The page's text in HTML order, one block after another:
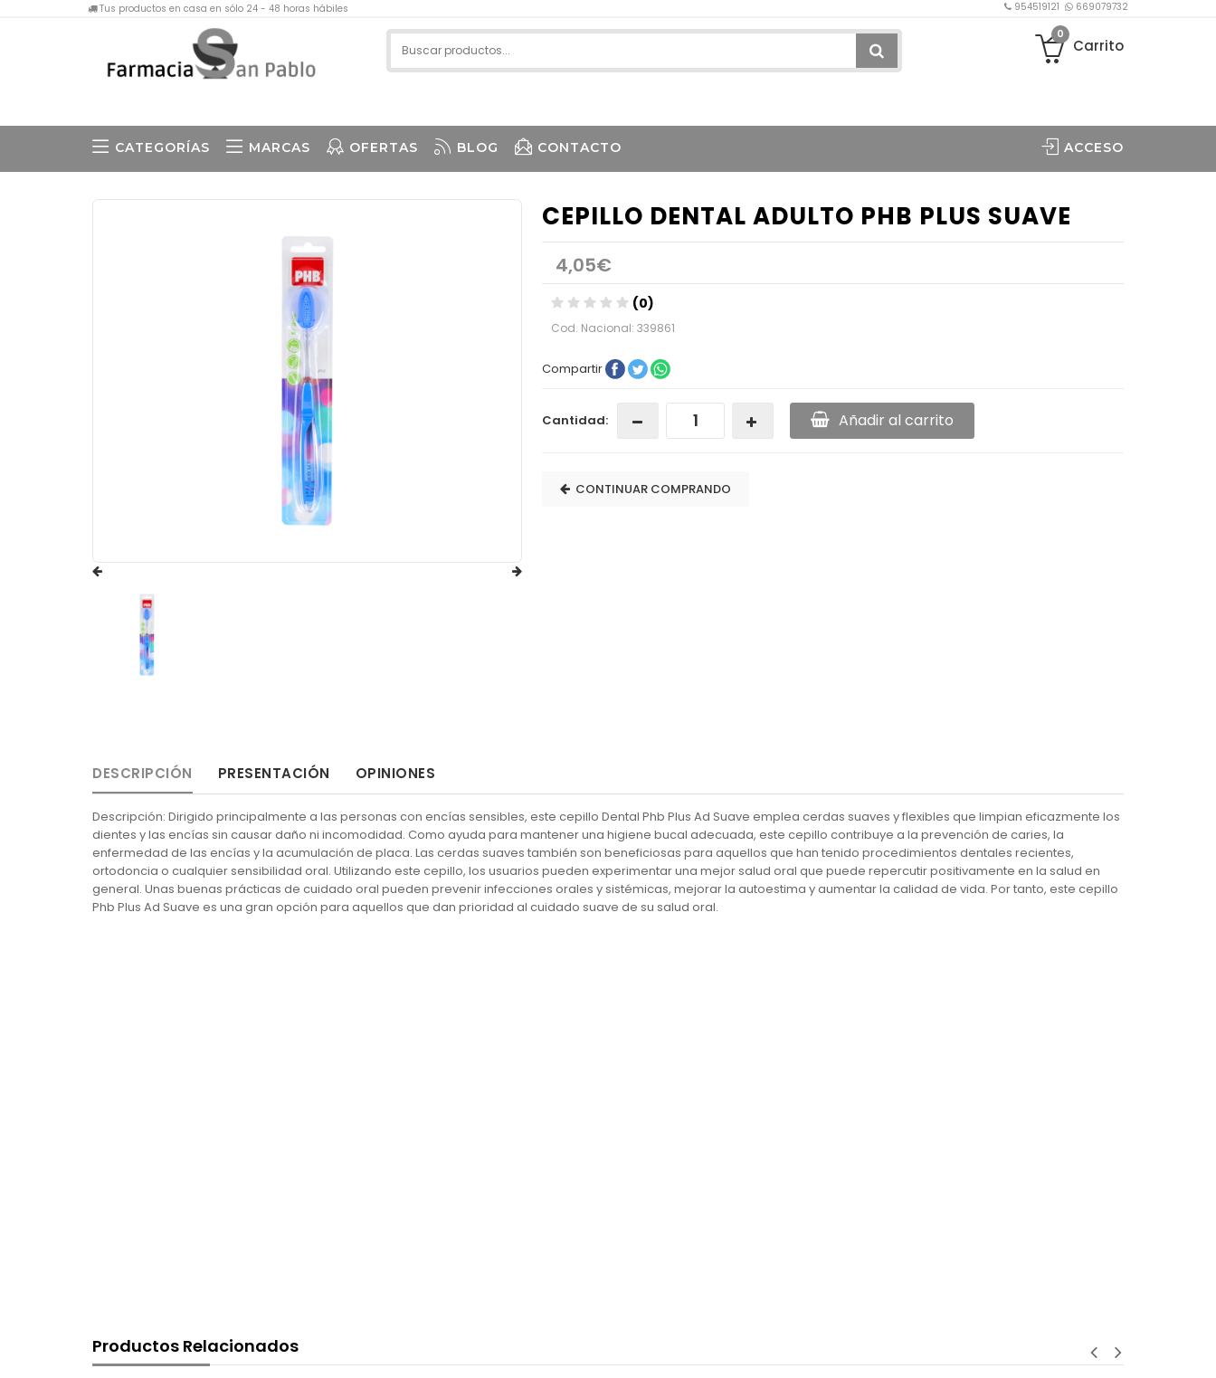
Tus productos en casa en sólo 24 - 48 horas hábiles 954519121 669079732
0
Carrito
CATEGORÍAS MARCAS OFERTAS BLOG CONTACTO ACCESO
CEPILLO DENTAL ADULTO PHB PLUS SUAVE
4,05€
(0)
Cod. Nacional: 339861
Compartir
Cantidad: Añadir al carrito
CONTINUAR COMPRANDO
DESCRIPCIÓN PRESENTACIÓN OPINIONES
Descripción: Dirigido principalmente a las personas con encías sensibles, este cepillo Dental Phb Plus Ad Suave emplea cerdas suaves y flexibles que limpian eficazmente los
dientes y las encías sin causar daño ni incomodidad. Como ayuda para mantener una higiene bucal adecuada, este cepillo contribuye a la prevención de caries, la
enfermedad de las encías y la acumulación de placa. Las cerdas suaves también son beneficiosas para aquellos que han tenido procedimientos dentales recientes,
ortodoncia o cualquier sensibilidad oral. Utilizando este cepillo, los usuarios pueden experimentar una mejor salud oral que puede repercutir positivamente en la salud en
general. Unas buenas prácticas de cuidado oral pueden prevenir infecciones orales y sistémicas, mejorar la autoestima y aumentar la calidad de vida. Por tanto, este cepillo
Phb Plus Ad Suave es una gran opción para aquellos que dan prioridad al cuidado suave de su salud oral.
Productos Relacionados